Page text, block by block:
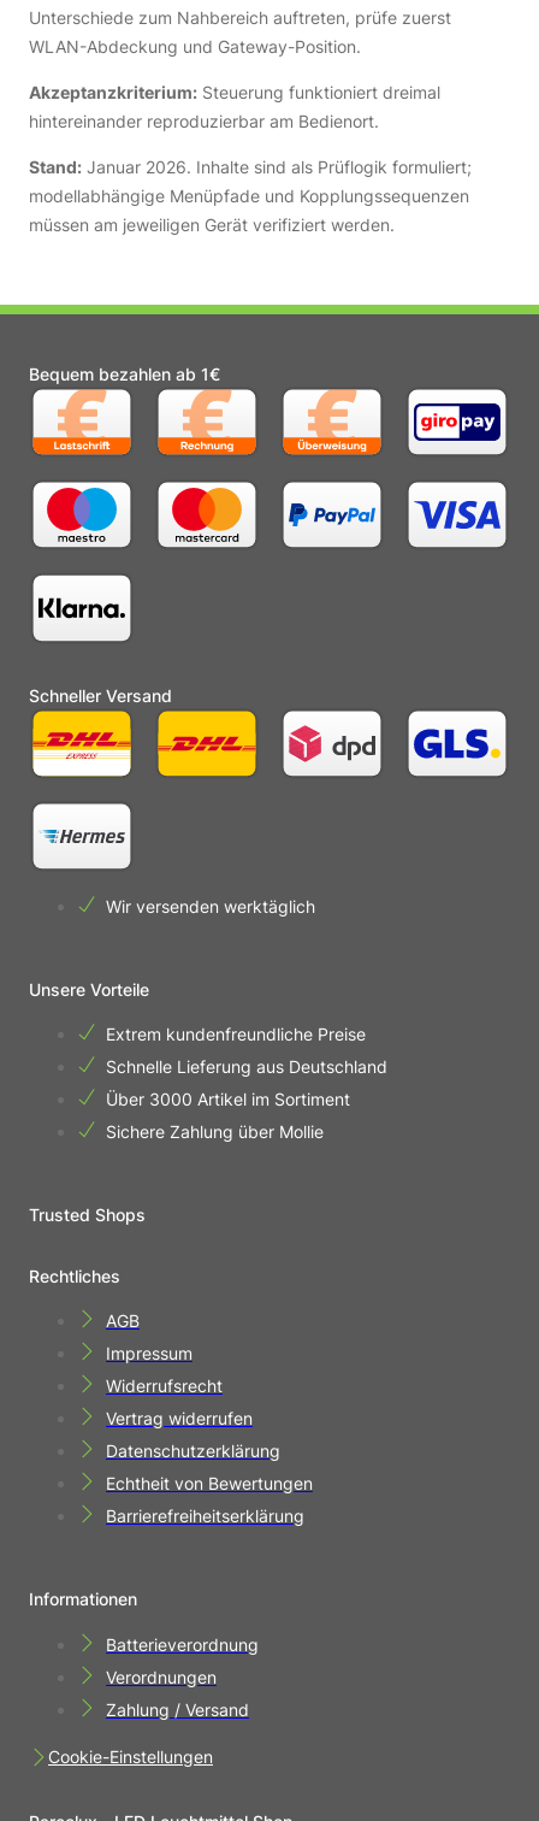
Unterschiede zum Nahbereich auftreten, prüfe zuerst
WLAN-Abdeckung und Gateway-Position.
Akzeptanzkriterium: Steuerung funktioniert dreimal
hintereinander reproduzierbar am Bedienort.
Stand: Januar 2026. Inhalte sind als Prüflogik formuliert;
modellabhängige Menüpfade und Kopplungssequenzen
müssen am jeweiligen Gerät verifiziert werden.
Bequem bezahlen ab 1€
Schneller Versand
Wir versenden werktäglich
Unsere Vorteile
Extrem kundenfreundliche Preise
Schnelle Lieferung aus Deutschland
Über 3000 Artikel im Sortiment
Sichere Zahlung über Mollie
Trusted Shops
Rechtliches
AGB
Impressum
Widerrufsrecht
Vertrag widerrufen
Datenschutzerklärung
Echtheit von Bewertungen
Barrierefreiheitserklärung
Informationen
Batterieverordnung
Verordnungen
Zahlung / Versand
Cookie-Einstellungen